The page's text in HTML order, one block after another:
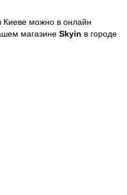
Киеве можно в онлайн
магазине Skyin в городе